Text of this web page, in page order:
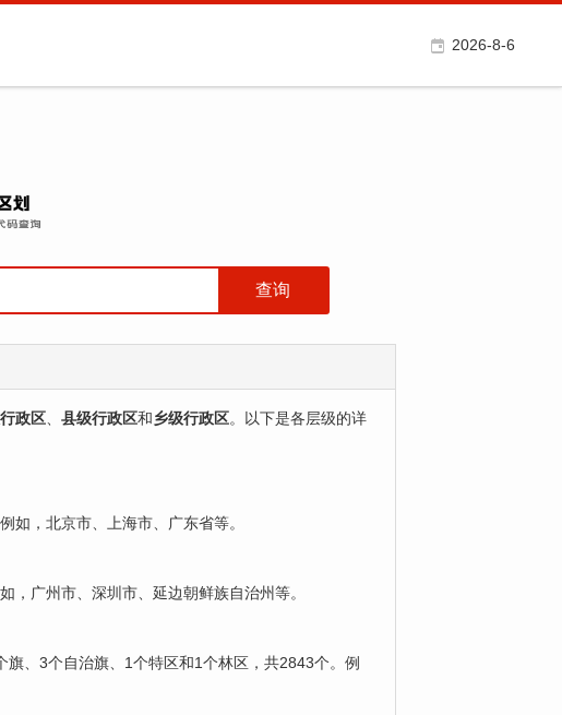
2026-8-6
政区 县级行政区‌和‌乡级行政区‌。以下是各层级的详
如，北京市、上海市、广东省等。
，广州市、深圳市、延边朝鲜族自治州等。
、3个自治旗、1个特区和1个林区，共2843个。例